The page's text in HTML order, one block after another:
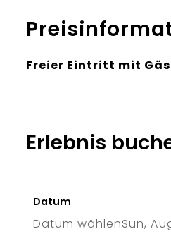
Freier Eintritt mit
Erlebnis
Datum
Datum wählenSun,